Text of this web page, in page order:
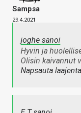
Sampsa
29.4.2021
joghe sanoi
Hyvin ja
Olisin kaivannut
Napsauta